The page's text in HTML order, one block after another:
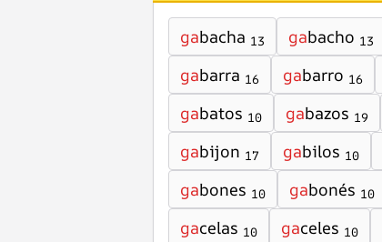
gabacha 13 gabacho 13
gabarra 16 gabarro 16
gabatos 10 gabazos 19
gabijon 17 gabilos 10
gabones 10 gabonés 10
gacelas 10 gaceles 10